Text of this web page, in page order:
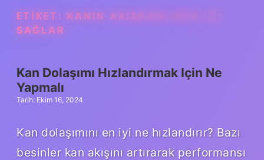
ETIKET: KANIN AKIŞKANLIĞINI NE
SAĞLAR
Kan Dolaşımı Hızlandırmak Için Ne
Yapmalı
Tarih: Ekim 16, 2024
Kan dolaşımını en iyi ne hızlandırır? Bazı
besinler kan akışını artırarak performansı